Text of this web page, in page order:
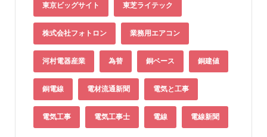
東京ビッグサイト 東芝ライテック
株式会社フォトロン 業務用エアコン
河村電器産業 為替 銅ベース 銅建値
銅電線 電材流通新聞 電気と工事
電気工事 電気工事士 電線 電線新聞